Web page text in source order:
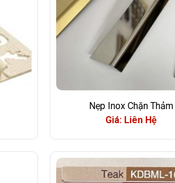
Nẹp Inox Chặn Thảm
Giá: Liên Hệ